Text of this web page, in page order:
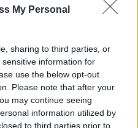
My Personal
sharing to third parties, or
information for
use the below opt-out
Please note that after your
may continue seeing
information utilized by
to third parties prior to
EasyProtect
można nabyć zarówno
w salonie jak i